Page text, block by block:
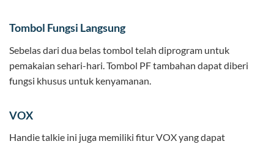
Tombol Fungsi Langsung
Sebelas dari dua belas tombol telah diprogram untuk
pemakaian sehari-hari. Tombol PF tambahan dapat diberi
fungsi khusus untuk kenyamanan.
VOX
Handie talkie ini juga memiliki fitur VOX yang dapat